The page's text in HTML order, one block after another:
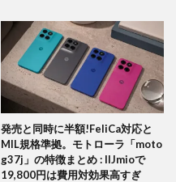
発売と同時に半額!FeliCa対応と
MIL規格準拠。モトローラ「moto
g37j」の特徴まとめ : IIJmioで
19,800円は費用対効果高すぎ